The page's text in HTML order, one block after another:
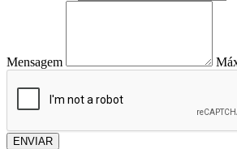
Mensagem
ENVIAR